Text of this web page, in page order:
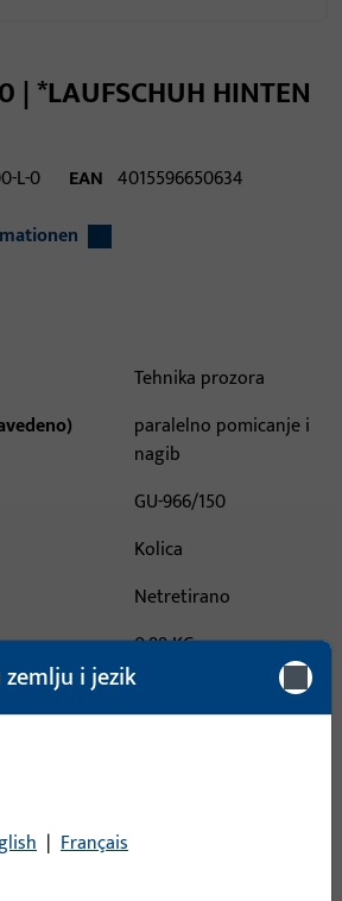
| *LAUFSCHUH HINTEN
L-0 EAN 4015596650634
Tehnika prozora
paralelno pomicanje i
nagib
GU-966/150
Kolica
Netretirano
0,88 KG
1 KOM
i jezik
| Français